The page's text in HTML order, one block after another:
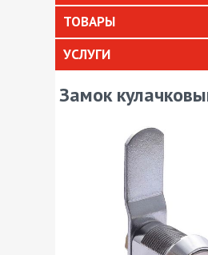
ТОВАРЫ
УСЛУГИ
Замок